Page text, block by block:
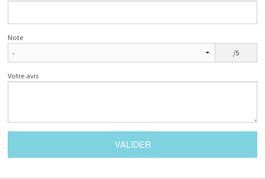
Note
/5
Votre avis